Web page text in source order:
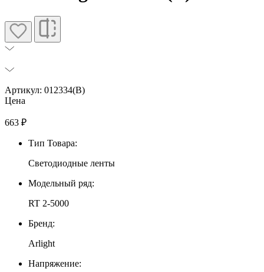
Артикул: 012334(B)
Цена
663 ₽
Тип Товара:
Светодиодные ленты
Модельный ряд:
RT 2-5000
Бренд:
Arlight
Напряжение: